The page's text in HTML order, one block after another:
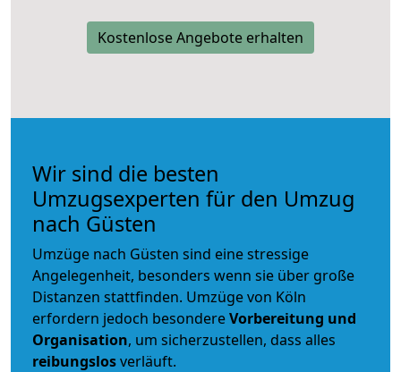
Kostenlose Angebote erhalten
Wir sind die besten
Umzugsexperten für den Umzug
nach Güsten
Umzüge nach Güsten sind eine stressige
Angelegenheit, besonders wenn sie über große
Distanzen stattfinden. Umzüge von Köln
erfordern jedoch besondereVorbereitung und
Organisation, um sicherzustellen, dass alles
reibungslosverläuft.